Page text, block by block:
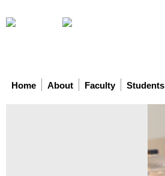
Home About Faculty Students